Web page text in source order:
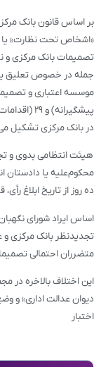
بر اساس قانون بانک
«اشخاص تحت نظارت» یا
تصمیمات بانک مرکزی و
جمله در خصوص تعلیق
در بانک مرکزی تشکیل
هیئت انتظامی بدوی و
محکوم‌علیه یا دادستان
ده روز از تاریخ ابلاغ
اساس ایراد شورای
تجدیدنظر بانک مرکزی
متضرران احتمالی
این اختلاف بالاخره
دیوان عدالت اداری»
اختبار